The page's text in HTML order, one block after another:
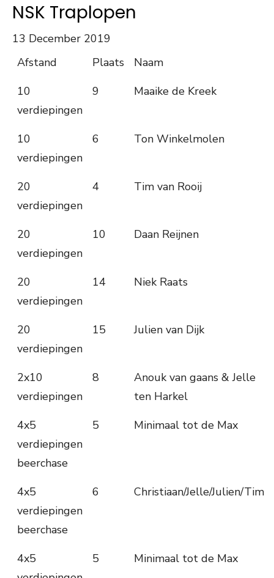
NSK Traplopen
13 December 2019
Afstand
Plaats
Naam
10
verdiepingen
9 Maaike de Kreek
10
verdiepingen
6 Ton Winkelmolen
20
verdiepingen
4 Tim van Rooij
20
verdiepingen
10 Daan Reijnen
20
verdiepingen
14 Niek Raats
20
verdiepingen
15 Julien van Dijk
2x10
verdiepingen
8
Anouk van gaans & Jelle
ten Harkel
4x5
verdiepingen
beerchase
5 Minimaal tot de Max
4x5
verdiepingen
beerchase
6 Christiaan/Jelle/Julien/Tim
4x5
5 Minimaal tot de Max